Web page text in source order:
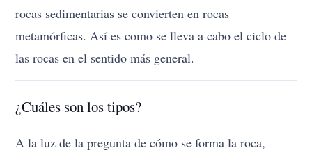
rocas sedimentarias se convierten en rocas
metamórficas. Así es como se lleva a cabo el ciclo de
las rocas en el sentido más general.
¿Cuáles son los tipos?
A la luz de la pregunta de cómo se forma la roca,